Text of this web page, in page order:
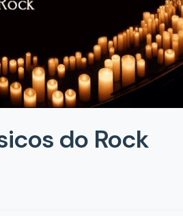
do Rock